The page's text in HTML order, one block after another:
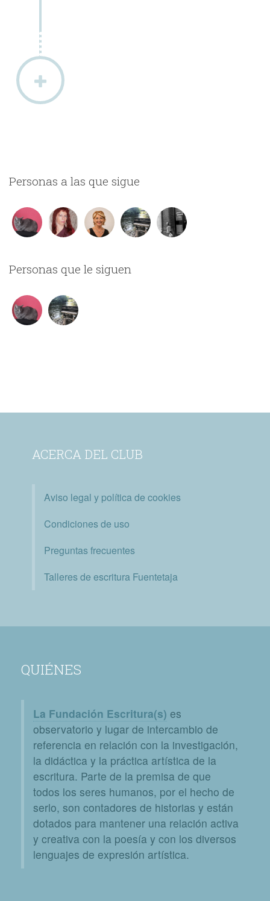
Personas a las que sigue
Personas que le siguen
ACERCA DEL CLUB
Aviso legal y política de cookies
Condiciones de uso
Preguntas frecuentes
Talleres de escritura Fuentetaja
QUIÉNES
La Fundación Escritura(s) es
observatorio y lugar de intercambio de
referencia en relación con la investigación,
la didáctica y la práctica artística de la
escritura. Parte de la premisa de que
todos los seres humanos, por el hecho de
serlo, son contadores de historias y están
dotados para mantener una relación activa
y creativa con la poesía y con los diversos
lenguajes de expresión artística.